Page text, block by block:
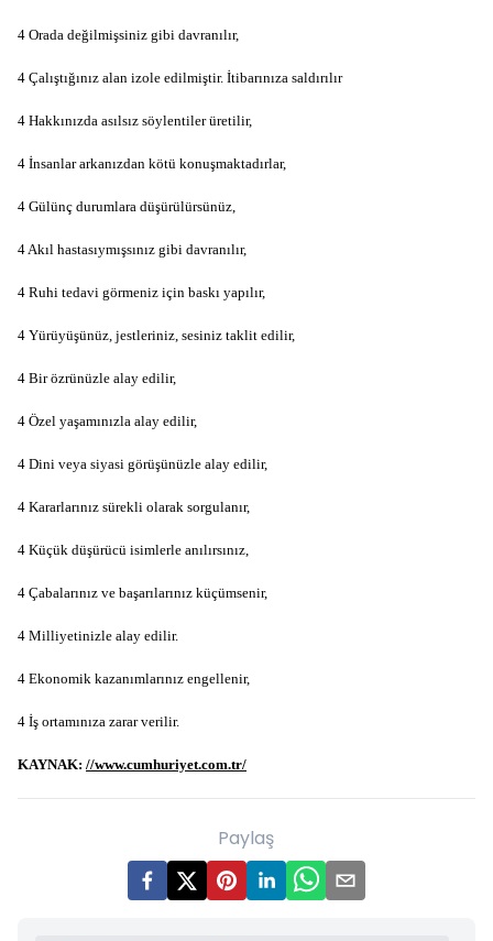
4 Orada değilmişsiniz gibi davranılır,
4 Çalıştığınız alan izole edilmiştir. İtibarınıza saldırılır
4 Hakkınızda asılsız söylentiler üretilir,
4 İnsanlar arkanızdan kötü konuşmaktadırlar,
4 Gülünç durumlara düşürülürsünüz,
4 Akıl hastasıymışsınız gibi davranılır,
4 Ruhi tedavi görmeniz için baskı yapılır,
4 Yürüyüşünüz, jestleriniz, sesiniz taklit edilir,
4 Bir özrünüzle alay edilir,
4 Özel yaşamınızla alay edilir,
4 Dini veya siyasi görüşünüzle alay edilir,
4 Kararlarınız sürekli olarak sorgulanır,
4 Küçük düşürücü isimlerle anılırsınız,
4 Çabalarınız ve başarılarınız küçümsenir,
4 Milliyetinizle alay edilir.
4 Ekonomik kazanımlarınız engellenir,
4 İş ortamınıza zarar verilir.
KAYNAK: //www.cumhuriyet.com.tr/
Paylaş